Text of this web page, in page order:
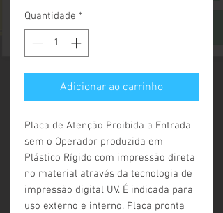
Quantidade *
Adicionar ao carrinho
Placa de Atenção Proibida a Entrada
sem o Operador produzida em
Plástico Rígido com impressão direta
no material através da tecnologia de
impressão digital UV. É indicada para
uso externo e interno. Placa pronta